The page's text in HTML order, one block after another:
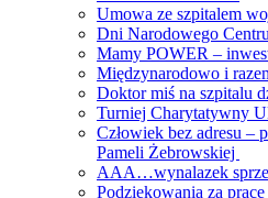
Umowa ze szpitalem
Dni Narodowego
Mamy POWER –
Międzynarodowo i
Doktor miś na szpitalu
Turniej Charytatywny
Człowiek bez adresu –
Pameli Żebrowskiej
AAA…wynalazek
Podziękowania za